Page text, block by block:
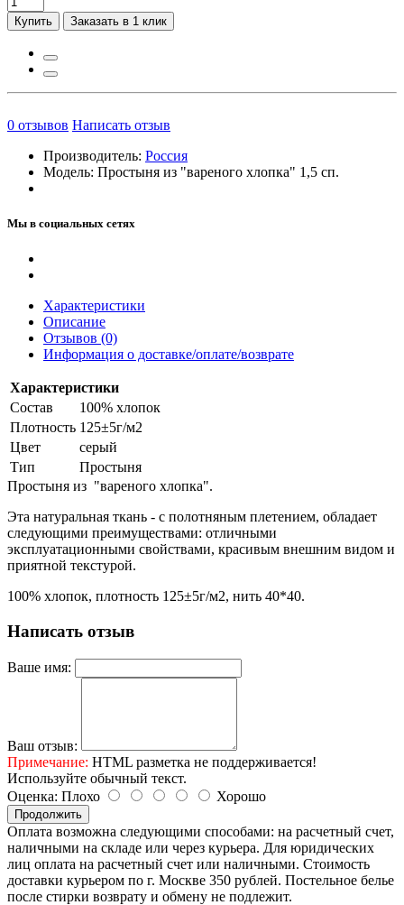
Купить Заказать в 1 клик
0 отзывов Написать отзыв
Производитель: Россия
Модель: Простыня из "вареного хлопка" 1,5 сп.
Мы в социальных сетях
Характеристики
Описание
Отзывов (0)
Информация о доставке/оплате/возврате
Характеристики
Состав
100% хлопок
Плотность 125±5г/м2
Цвет
серый
Тип
Простыня
Простыня из "вареного хлопка".
Эта натуральная ткань - с полотняным плетением, обладает
следующими преимуществами: отличными
эксплуатационными свойствами, красивым внешним видом и
приятной текстурой.
100% хлопок, плотность 125±5г/м2, нить 40*40.
Написать отзыв
Ваше имя:
Ваш отзыв:
Примечание: HTML разметка не поддерживается!
Используйте обычный текст.
Оценка: Плохо Хорошо
Продолжить
Оплата возможна следующими способами: на расчетный счет,
наличными на складе или через курьера. Для юридических
лиц оплата на расчетный счет или наличными. Стоимость
доставки курьером по г. Москве 350 рублей. Постельное белье
после стирки возврату и обмену не подлежит.